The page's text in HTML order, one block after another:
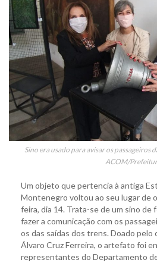
Sino era usado para avisar os passageiros
ACOM/
Um objeto que pertencia à antiga
Montenegro voltou ao seu lugar de
feira, dia 14. Trata-se de um sino de
fazer a comunicação com os
os das saídas dos trens. Doado pelo
Álvaro Cruz Ferreira, o artefato foi
representantes do Departamento